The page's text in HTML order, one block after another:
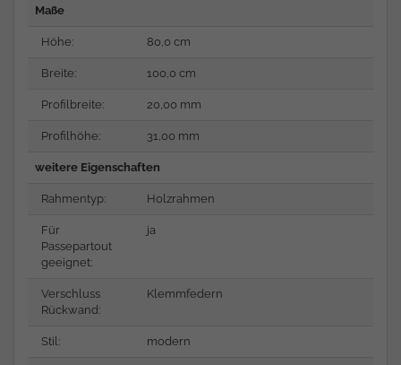
Maße
Höhe: 80,0 cm
Breite: 100,0 cm
Profilbreite: 20,00 mm
Profilhöhe: 31,00 mm
weitere Eigenschaften
Rahmentyp: Holzrahmen
Für
Passepartout
geeignet:
ja
Verschluss
Rückwand:
Klemmfedern
Stil: modern